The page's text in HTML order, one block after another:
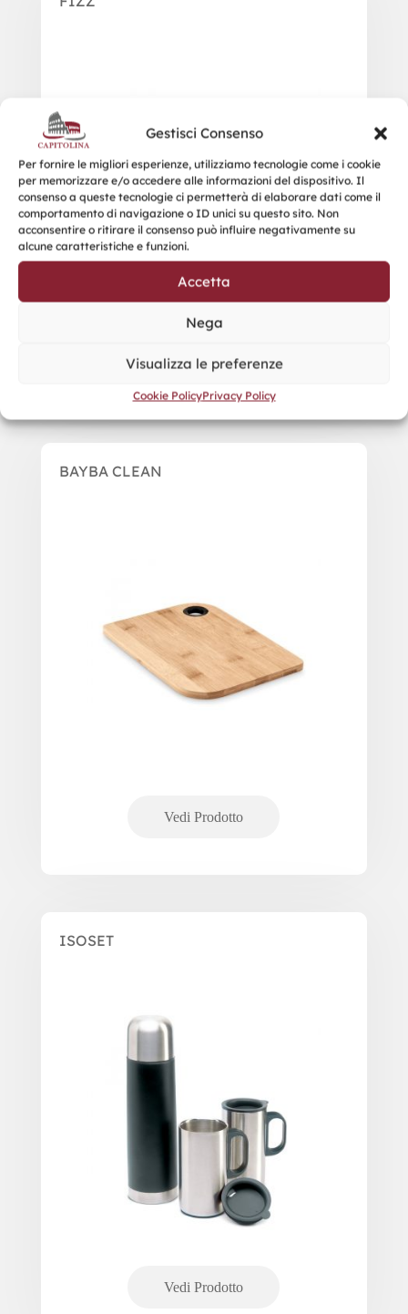
Gestisci Consenso
Per fornire le migliori esperienze, utilizziamo tecnologie come i cookie
per memorizzare e/o accedere alle informazioni del dispositivo. Il
consenso a queste tecnologie ci permetterà di elaborare dati come il
comportamento di navigazione o ID unici su questo sito. Non
acconsentire o ritirare il consenso può influire negativamente su
alcune caratteristiche e funzioni.
Accetta
Nega
Visualizza le preferenze
Cookie PolicyPrivacy Policy
BAYBA CLEAN
ISOSET